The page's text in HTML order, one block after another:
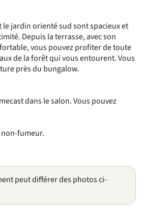
le jardin orienté sud sont spacieux et
Depuis la terrasse, avec son
vous pouvez profiter de toute
de la forêt qui vous entourent. Vous
près du bungalow.
dans le salon. Vous pouvez
fumeur.
peut différer des photos ci-